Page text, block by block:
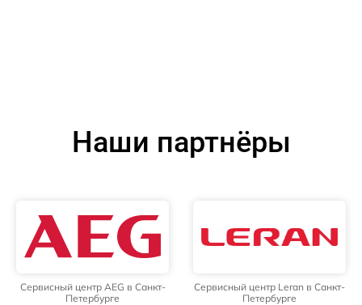
Наши партнёры
Сервисный центр AEG в Санкт-
Петербурге
Сервисный центр Leran в Санкт-
Петербурге